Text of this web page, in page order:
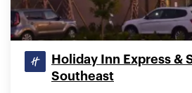
Holiday Inn Express &
Southeast